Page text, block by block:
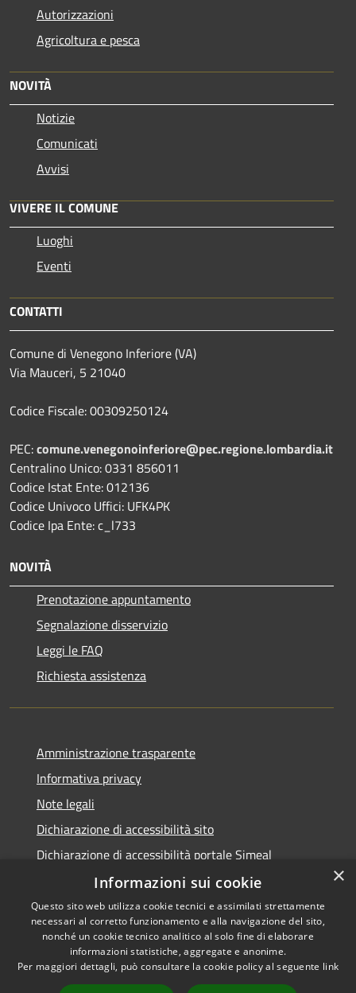
Autorizzazioni
Agricoltura e pesca
NOVITÀ
Notizie
Comunicati
Avvisi
VIVERE IL COMUNE
Luoghi
Eventi
CONTATTI
Comune di Venegono Inferiore (VA)
Via Mauceri, 5 21040
Codice Fiscale: 00309250124
PEC:comune.venegonoinferiore@pec.regione.lombardia.it
Centralino Unico: 0331 856011
Codice Istat Ente: 012136
Codice Univoco Uffici: UFK4PK
Codice Ipa Ente: c_l733
NOVITÀ
Prenotazione appuntamento
Segnalazione disservizio
Leggi le FAQ
Richiesta assistenza
Amministrazione trasparente
Informativa privacy
Note legali
Dichiarazione di accessibilità sito
Dichiarazione di accessibilità portale Simeal
Accessibilità
Privacy
Copyright © 2026 • Comune di
Venegono Inferiore • Powered
byMunicipium•Accesso
×
Informazioni sui cookie
Questo sito web utilizza cookie tecnici e assimilati strettamente
necessari al corretto funzionamento e alla navigazione del sito,
nonché un cookie tecnico analitico al solo fine di elaborare
informazioni statistiche, aggregate e anonime.
Per maggiori dettagli, può consultare la cookie policy al seguente link